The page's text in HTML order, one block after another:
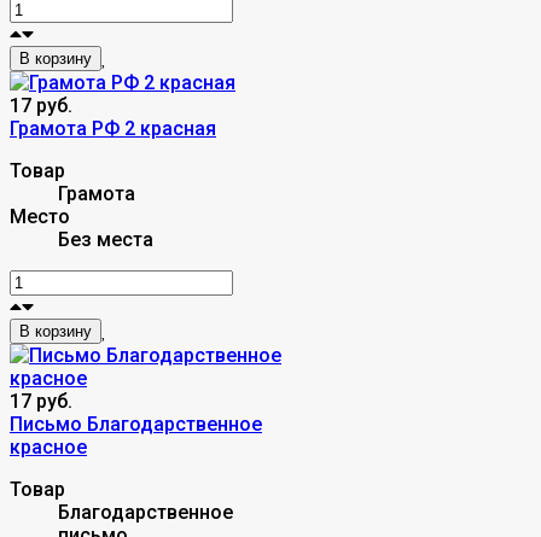
В корзину
17 руб.
Грамота РФ 2 красная
Товар
Грамота
Место
Без места
В корзину
17 руб.
Письмо Благодарственное
красное
Товар
Благодарственное